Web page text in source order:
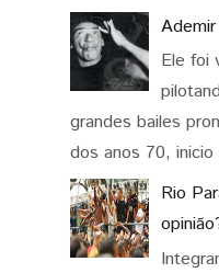
Ele foi
grandes bailes
dos anos 70,
Rio